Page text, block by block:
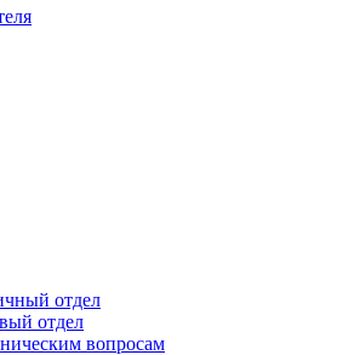
отдел
отдел
вопросам